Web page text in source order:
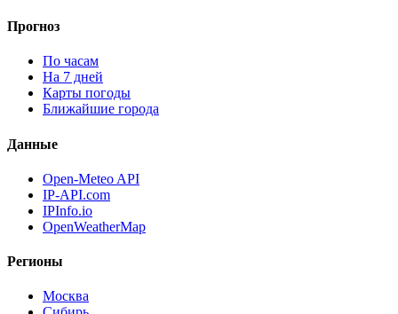
Прогноз
По часам
На 7 дней
Карты погоды
Ближайшие города
Данные
Open-Meteo API
IP-API.com
IPInfo.io
OpenWeatherMap
Регионы
Москва